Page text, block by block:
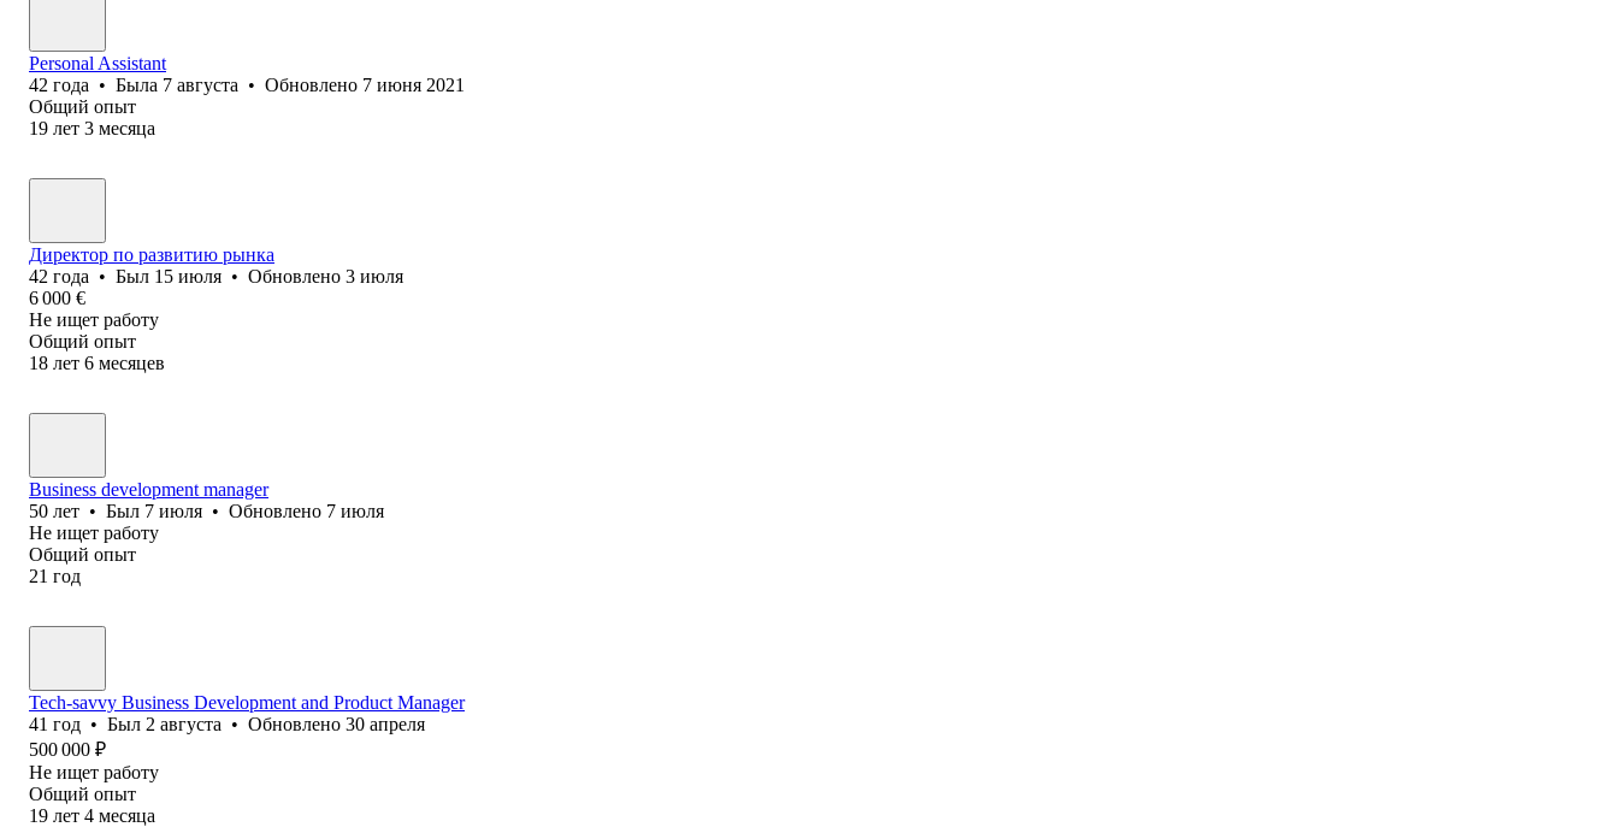
Personal Assistant
42 года • Была 7 августа • Обновлено 7 июня 2021
Общий опыт
19 лет 3 месяца
Директор по развитию рынка
42 года • Был 15 июля • Обновлено 3 июля
6 000 €
Не ищет работу
Общий опыт
18 лет 6 месяцев
Business development manager
50 лет • Был 7 июля • Обновлено 7 июля
Не ищет работу
Общий опыт
21 год
Tech-savvy Business Development and Product Manager
41 год • Был 2 августа • Обновлено 30 апреля
500 000 ₽
Не ищет работу
Общий опыт
19 лет 4 месяца